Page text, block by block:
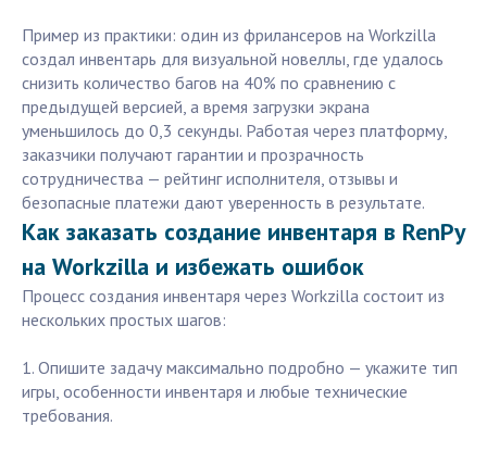
Пример из практики: один из фрилансеров на Workzilla
создал инвентарь для визуальной новеллы, где удалось
снизить количество багов на 40% по сравнению с
предыдущей версией, а время загрузки экрана
уменьшилось до 0,3 секунды. Работая через платформу,
заказчики получают гарантии и прозрачность
сотрудничества — рейтинг исполнителя, отзывы и
безопасные платежи дают уверенность в результате.
Как заказать создание инвентаря в RenPy
на Workzilla и избежать ошибок
Процесс создания инвентаря через Workzilla состоит из
нескольких простых шагов:
1. Опишите задачу максимально подробно — укажите тип
игры, особенности инвентаря и любые технические
требования.